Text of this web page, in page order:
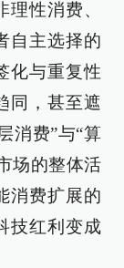
性消费、
自主选择的
化与重复性
同，甚至遮
消费”与“算
场的整体活
消费扩展的
技红利变成